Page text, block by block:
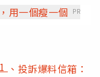
用一個瘦一個
PR
、投訴爆料信箱：